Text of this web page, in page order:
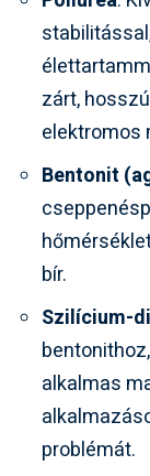
zárt,
elektromos
Bentonit
bír.
Szilícium-
alkalmas
problémát.